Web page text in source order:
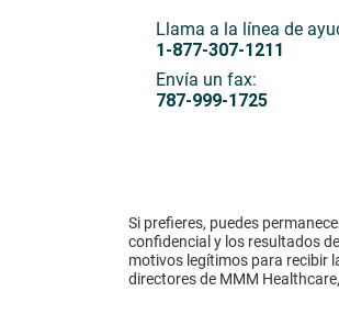
Llama a la línea de
1-877-307-1211
Envía un fax:
787-999-1725
Si prefieres, puedes
confidencial y los resultados
motivos legítimos para recibir
directores de MMM